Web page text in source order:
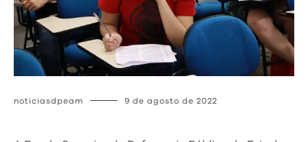
noticiasdpeam 9 de agosto de 2022